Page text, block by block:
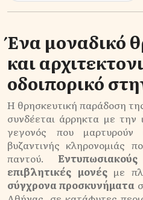
Ένα μοναδικό
και
οδοιπορικό
Η θρησκευτική παράδοση
συνδέεται άρρηκτα με την
γεγονός που μαρτυρούν
βυζαντινής κληρονομιάς
παντού.
επιβλητικές μονέςμε
σύγχρονα προσκυνήματα